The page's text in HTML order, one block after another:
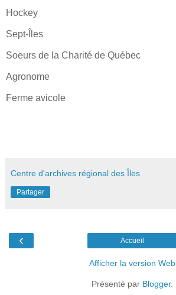
Hockey
Sept-Îles
Soeurs de la Charité de Québec
Agronome
Ferme avicole
Centre d'archives régional des Îles
Partager
‹ Accueil
Afficher la version Web
Présenté par Blogger.